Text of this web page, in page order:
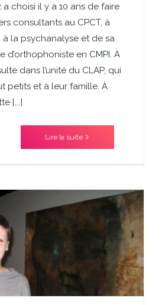
choisi il y a 10 ans de faire
consultants au CPCT, à
la psychanalyse et de sa
d’orthophoniste en CMPI. À
dans l’unité du CLAP, qui
petits et à leur famille. À
[...]
Lire la suite